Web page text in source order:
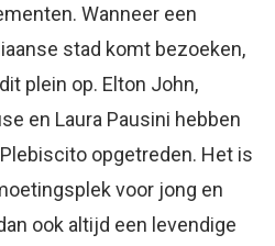
Wanneer een
stad komt bezoeken,
plein op. Elton John,
en Laura Pausini hebben
opgetreden. Het is
voor jong en
ook altijd een levendige